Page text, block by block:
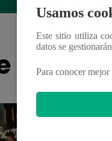
puede
Usamos
Este sitio utiliza
datos se
Para conocer